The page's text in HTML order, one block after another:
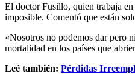
El doctor Fusillo, quien trabaja
imposible. Comentó que están
«Nosotros no podemos dar pero
mortalidad en los países que
Leé también: Pérdidas